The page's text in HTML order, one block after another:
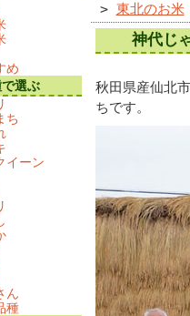
め
選ぶ
ち
イーン
ん
種
> 東北のお米
神代じ
秋田県産仙北
ちです。